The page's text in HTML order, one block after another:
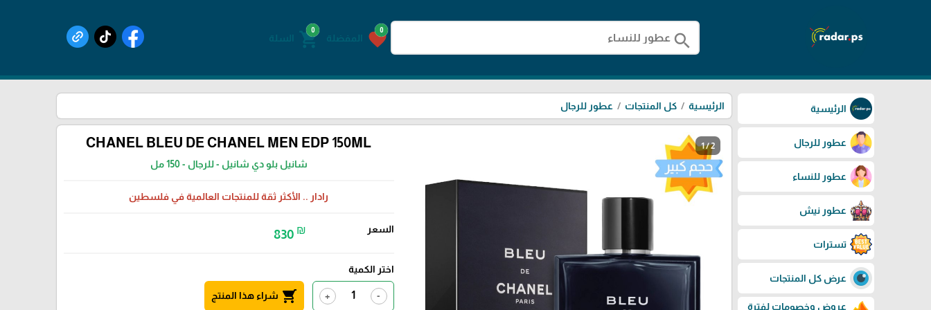
search
0
favorite المفضلة
0
shopping_cart السلة
الرئيسية
عطور للرجال
عطور للنساء
عطور نيش
تسترات
عرض كل المنتجات
عروض وخصومات لفترة
الرئيسية كل المنتجات عطور للرجال
1 / 2
CHANEL BLEU DE CHANEL MEN EDP 150ML
شانيل بلو دي شانيل - للرجال - 150 مل
رادار .. الأكثر ثقة للمنتجات العالمية في فلسطين
السعر 830 ₪
اختر الكمية
-
+
shopping_cart شراء هذا المنتج